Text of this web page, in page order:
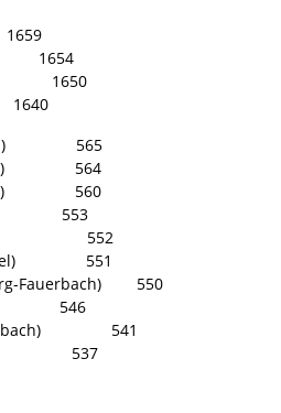
1654
1650
565
564
560
553
552
551
Fauerbach) 550
546
541
537